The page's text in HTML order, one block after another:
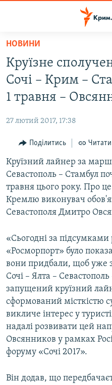
Перейти
основного
матеріалу
Перейти
до
основної
Перейти
пошуку
ВОДА.КРИМ
ВІДЕО ТА ФОТО
БЛОГИ
ПОГЛЯД
ІНТЕРВ'Ю
СПЕЦПРОЕКТИ
ДЕПОРТАЦІЯ
ВІДЕОУРОКИ «ELIFBE»
СВІДЧЕННЯ ОКУПАЦІЇ
УКРАЇНСЬКА ПРОБЛЕМА КРИМУ
ІНФОГРАФІКА
ЯК ОБІЙТИ БЛОКУВАННЯ
Русский
Qırımtatar
ДОЛУЧАЙСЯ!
Усі сайти RFE/RL
НОВИНИ
Круїзне
Сочі – Крим –
1 травня –
27 лютий 2017, 17:38
Поділитись
Круїзний лайнер за
Севастополь – Стамбул
травня цього року. Про
Кремлю виконувач
Севастополя Дмитро
«Сьогодні за
«Росморпорт» було
вони придбали, щоб уже
Сочі – Ялта –
запущений круїзний
сформований місткістю
викличе інтерес у
надалі розвивати цей
Овсянников у рамках
форуму «Сочі 2017».
Він додав, що